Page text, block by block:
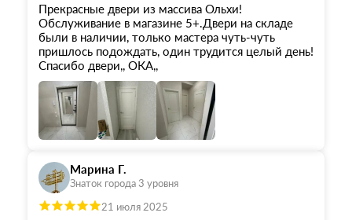
Прекрасные двери из массива Ольхи!
Обслуживание в магазине 5+.Двери на складе
были в наличии, только мастера чуть-чуть
пришлось подождать, один трудится целый день!
Спасибо двери,, ОКА,,
Марина Г.
Знаток города 3 уровня
21 июля 2025